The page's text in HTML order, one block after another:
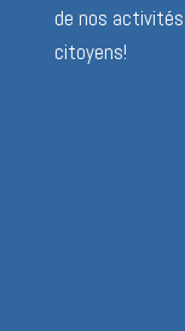
de nos
citoyens!